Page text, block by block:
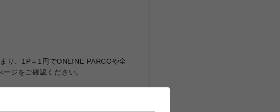
り、1P＝1円でONLINE PARCOや全
ジをご確認ください。